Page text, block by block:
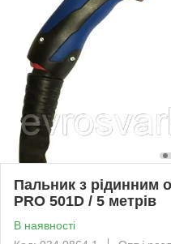
Пальник з рідинним
PRO 501D / 5 метрів
В наявності